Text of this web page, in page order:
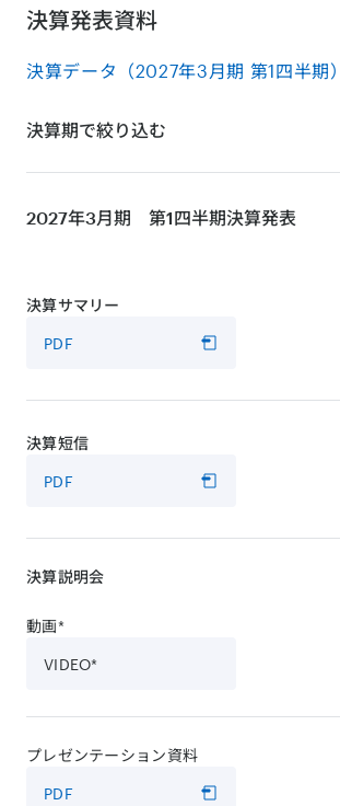
決算発表資料
決算データ（2027年3月期 第1四半期
決算期で絞り込む
2027年3月期 第1四半期決算発表
決算サマリー
PDF
決算短信
PDF
決算説明会
動画*
VIDEO*
プレゼンテーション資料
PDF